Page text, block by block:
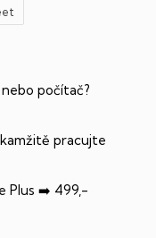
počítač?
pracujte
Plus ➡️ 499,-